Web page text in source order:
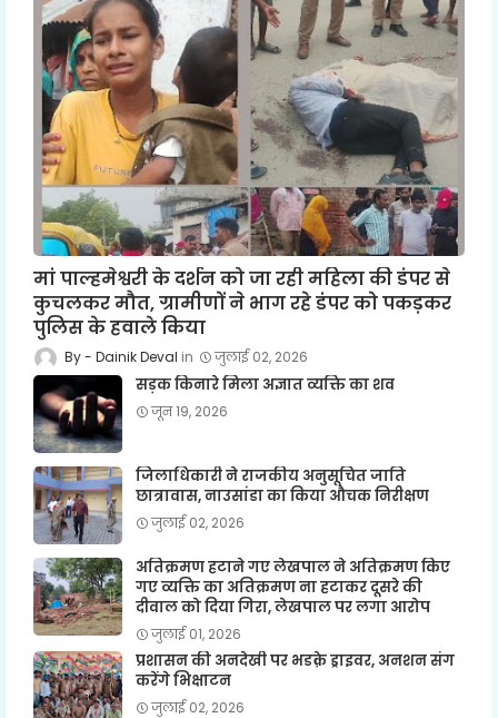
मां पाल्हमेश्वरी के दर्शन को जा रही महिला की डंपर से
कुचलकर मौत, ग्रामीणों ने भाग रहे डंपर को पकड़कर
पुलिस के हवाले किया
Dainik Deval जुलाई 02, 2026
सड़क किनारे मिला अज्ञात व्यक्ति का शव
जून 19, 2026
जिलाधिकारी ने राजकीय अनुसूचित जाति
छात्रावास, नाउसांडा का किया औचक निरीक्षण
जुलाई 02, 2026
अतिक्रमण हटाने गए लेखपाल ने अतिक्रमण किए
गए व्यक्ति का अतिक्रमण ना हटाकर दूसरे की
दीवाल को दिया गिरा, लेखपाल पर लगा आरोप
जुलाई 01, 2026
प्रशासन की अनदेखी पर भडक़े ड्राइवर, अनशन संग
करेंगे भिक्षाटन
जुलाई 02, 2026